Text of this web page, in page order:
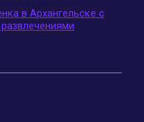
в Архангельске с